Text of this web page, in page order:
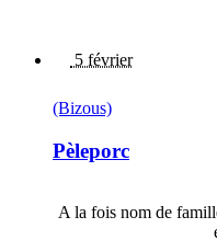
5 février
(Bizous)
Pèleporc
A la fois nom de